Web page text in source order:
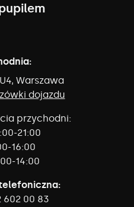
Warszawa
dojazdu
przychodni:
21:00
16:00
14:00
602 00 83